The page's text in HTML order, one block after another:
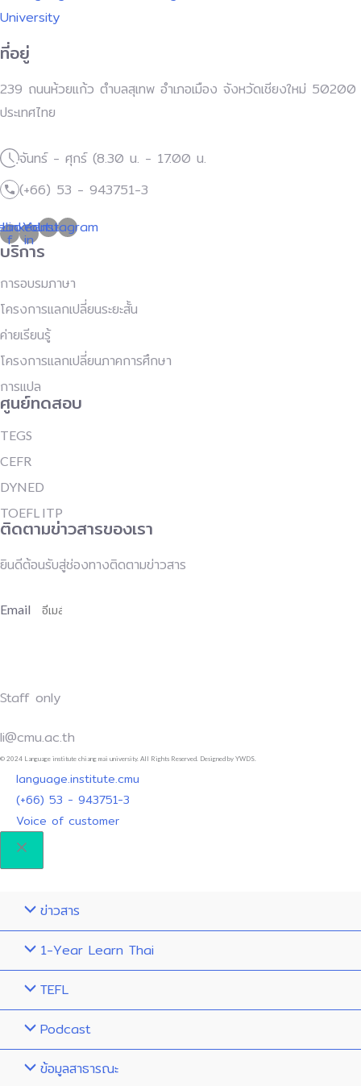
ที่อยู่
239 ถนนห้วยแก้ว ตำบลสุเทพ อำเภอเมือง จังหวัดเชียงใหม่ 50200
ประเทศไทย
จันทร์ - ศุกร์ (8.30 น. - 17.00 น.
(+66) 53 - 943751-3
f
Linkedin-
in
Youtube
Instagram
บริการ
การอบรมภาษา
โครงการแลกเปลี่ยนระยะสั้น
ค่ายเรียนรู้
โครงการแลกเปลี่ยนภาคการศึกษา
การแปล
ศูนย์ทดสอบ
TEGS
CEFR
DYNED
TOEFL ITP
ติดตามข่าวสารของเรา
ยินดีต้อนรับสู่ช่องทางติดตามข่าวสาร
Email
Staff only
li@cmu.ac.th
© 2024 Language institute chiang mai university. All Rights Reserved. Designed by YWDS.
language.institute.cmu
(+66) 53 - 943751-3
Voice of customer
ข่าวสาร
1-Year Learn Thai
TEFL
Podcast
ข้อมูลสาธารณะ